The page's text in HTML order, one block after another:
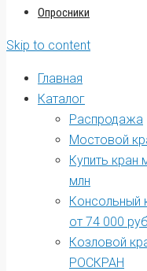
Опросники
Skip to content
Главная
Каталог
Распродажа
Мостовой
Купить кран
млн
Консольный
от 74 000 руб.
Козловой
РОСКРАН